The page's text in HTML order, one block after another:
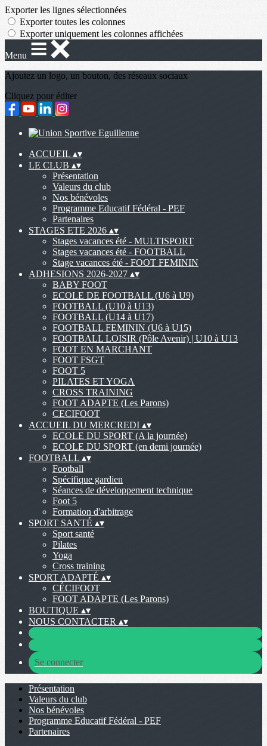
Exporter les lignes sélectionnées
Exporter toutes les colonnes
Exporter uniquement les colonnes affichées
Menu
Ajoutez un logo, un bouton, des réseaux sociaux
Cliquez pour éditer
ACCUEIL ▴▾
LE CLUB ▴▾
Présentation
Valeurs du club
Nos bénévoles
Programme Educatif Fédéral - PEF
Partenaires
STAGES ETE 2026 ▴▾
Stages vacances été - MULTISPORT
Stages vacances été - FOOTBALL
Stage vacances été - FOOT FEMININ
ADHESIONS 2026-2027 ▴▾
BABY FOOT
ECOLE DE FOOTBALL (U6 à U9)
FOOTBALL (U10 à U13)
FOOTBALL (U14 à U17)
FOOTBALL FEMININ (U6 à U15)
FOOTBALL LOISIR (Pôle Avenir) | U10 à U13
FOOT EN MARCHANT
FOOT FSGT
FOOT 5
PILATES ET YOGA
CROSS TRAINING
FOOT ADAPTE (Les Parons)
CECIFOOT
ACCUEIL DU MERCREDI ▴▾
ECOLE DU SPORT (A la journée)
ECOLE DU SPORT (en demi journée)
FOOTBALL ▴▾
Football
Spécifique gardien
Séances de développement technique
Foot 5
Formation d'arbitrage
SPORT SANTÉ ▴▾
Sport santé
Pilates
Yoga
Cross training
SPORT ADAPTÉ ▴▾
CÉCIFOOT
FOOT ADAPTE (Les Parons)
BOUTIQUE ▴▾
NOUS CONTACTER ▴▾
Se connecter
Présentation
Valeurs du club
Nos bénévoles
Programme Educatif Fédéral - PEF
Partenaires